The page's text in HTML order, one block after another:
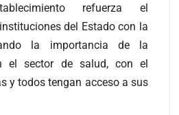
refuerza el
del Estado con la
la importancia de la
el sector de salud, con el
y todos tengan acceso a sus